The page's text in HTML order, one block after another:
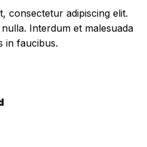
consectetur adipiscing elit.
Interdum et malesuada
in faucibus.